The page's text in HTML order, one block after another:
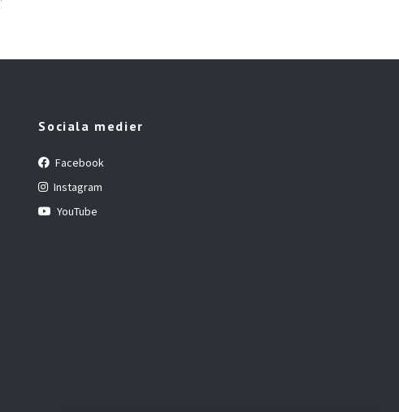
Sociala medier
Facebook
Instagram
YouTube